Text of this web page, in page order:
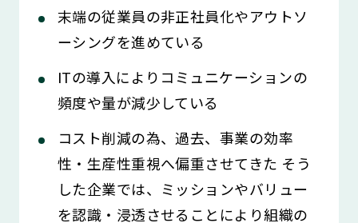
末端の従業員の非正社員化やアウトソ
ーシングを進めている
ITの導入によりコミュニケーションの
頻度や量が減少している
コスト削減の為、過去、事業の効率
性・生産性重視へ偏重させてきた そう
した企業では、ミッションやバリュー
を認識・浸透させることにより組織の